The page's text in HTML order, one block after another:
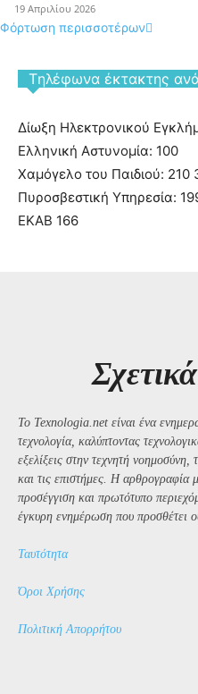
19 Απριλίου 2026
Φόρτωση περισσοτέρων
Tηλέφωνα έκτακτης
Δίωξη Ηλεκτρονικού
Ελληνική Αστυνομία: 100
Χαμόγελο του Παιδιού: 210
Πυροσβεστική Υπηρεσία:
ΕΚΑΒ 166
Το Texnologia.net είναι ένα
τεχνολογία, καλύπτοντας
εξελίξεις στην τεχνητή
και τις επιστήμες. Η αρθρογραφία
προσέγγιση και πρωτότυπο
έγκυρη ενημέρωση που προσθέτει
Ταυτότητα
Όροι Χρήσης
Πολιτική Απορρήτου